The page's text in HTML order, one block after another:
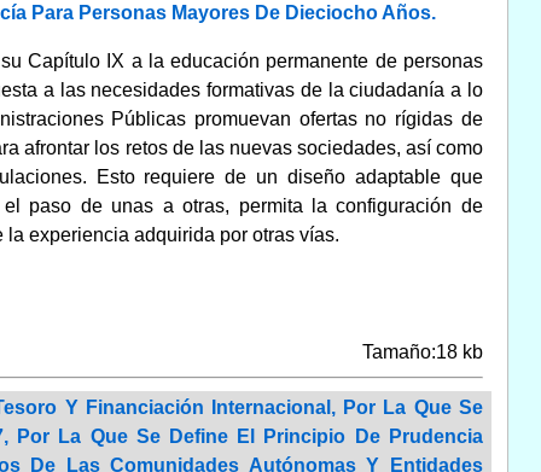
Para Personas Mayores De Dieciocho Años.
Capítulo IX a la educación permanente de personas
a las necesidades formativas de la ciudadanía a lo
Públicas promuevan ofertas no rígidas de
afrontar los retos de las nuevas sociedades, así como
Esto requiere de un diseño adaptable que
paso de unas a otras, permita la configuración de
experiencia adquirida por otras vías.
Tamaño:18 kb
Y Financiación Internacional, Por La Que Se
Por La Que Se Define El Principio De Prudencia
De Las Comunidades Autónomas Y Entidades